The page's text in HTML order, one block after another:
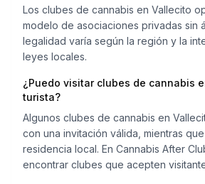
Los clubes de cannabis en Vallecito
modelo de asociaciones privadas sin
legalidad varía según la región y la
leyes locales.
¿Puedo visitar clubes de cannabis
turista?
Algunos clubes de cannabis en
con una invitación válida, mientras
residencia local. En Cannabis After
encontrar clubes que acepten